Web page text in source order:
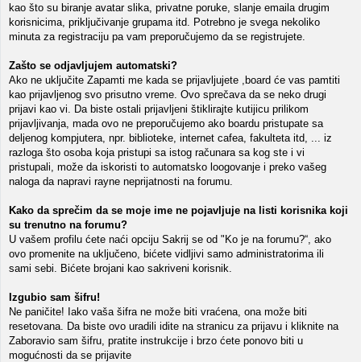
kao što su biranje avatar slika, privatne poruke, slanje emaila drugim
korisnicima, priključivanje grupama itd. Potrebno je svega nekoliko
minuta za registraciju pa vam preporučujemo da se registrujete.
Zašto se odjavljujem automatski?
Ako ne uključite Zapamti me kada se prijavljujete ,board će vas pamtiti
kao prijavljenog svo prisutno vreme. Ovo sprečava da se neko drugi
prijavi kao vi. Da biste ostali prijavljeni štiklirajte kutijicu prilikom
prijavljivanja, mada ovo ne preporučujemo ako boardu pristupate sa
deljenog kompjutera, npr. biblioteke, internet cafea, fakulteta itd, ... iz
razloga što osoba koja pristupi sa istog računara sa kog ste i vi
pristupali, može da iskoristi to automatsko loogovanje i preko vašeg
naloga da napravi rayne neprijatnosti na forumu.
Kako da sprečim da se moje ime ne pojavljuje na listi korisnika koji
su trenutno na forumu?
U vašem profilu ćete naći opciju Sakrij se od "Ko je na forumu?“, ako
ovo promenite na uključeno, bićete vidljivi samo administratorima ili
sami sebi. Bićete brojani kao sakriveni korisnik.
Izgubio sam šifru!
Ne paničite! Iako vaša šifra ne može biti vraćena, ona može biti
resetovana. Da biste ovo uradili idite na stranicu za prijavu i kliknite na
Zaboravio sam šifru, pratite instrukcije i brzo ćete ponovo biti u
mogućnosti da se prijavite